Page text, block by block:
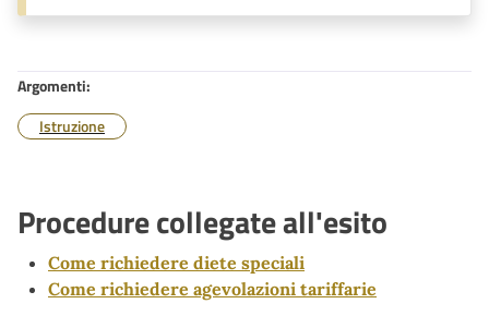
Argomenti:
Istruzione
Procedure collegate all'esito
Come richiedere diete speciali
Come richiedere agevolazioni tariffarie